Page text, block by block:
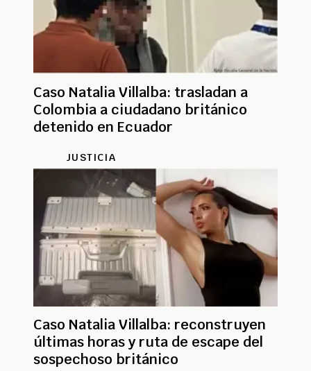
Caso Natalia Villalba: trasladan a
Colombia a ciudadano británico
detenido en Ecuador
JUSTICIA
Caso Natalia Villalba: reconstruyen
últimas horas y ruta de escape del
sospechoso británico